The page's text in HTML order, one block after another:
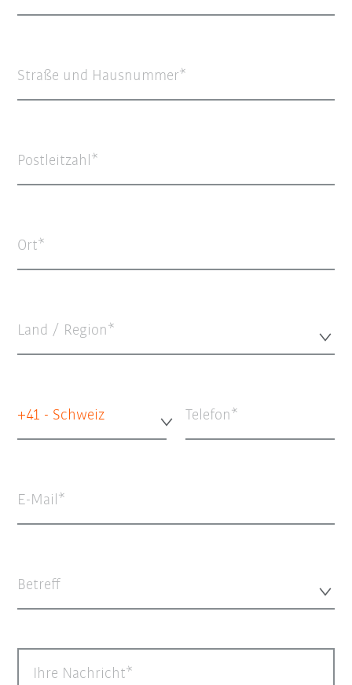
Straße und Hausnummer
Postleitzahl
Ort
Land / Region*
+41 - Schweiz Telefon
E-Mail
Betreff
Ihre Nachricht